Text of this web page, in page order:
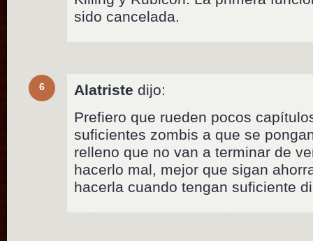
sido cancelada.
6 Alatriste dijo:
Prefiero que rueden pocos
suficientes zombis a que se
relleno que no van a terminar de
hacerlo mal, mejor que sigan
hacerla cuando tengan suficiente